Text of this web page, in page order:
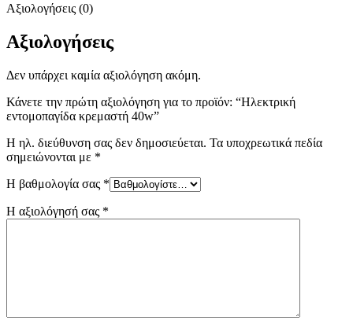
Αξιολογήσεις (0)
Αξιολογήσεις
Δεν υπάρχει καμία αξιολόγηση ακόμη.
Κάνετε την πρώτη αξιολόγηση για το προϊόν: “Ηλεκτρική
εντομοπαγίδα κρεμαστή 40w”
Η ηλ. διεύθυνση σας δεν δημοσιεύεται. Τα υποχρεωτικά πεδία
σημειώνονται με *
Η βαθμολογία σας *
Η αξιολόγησή σας *